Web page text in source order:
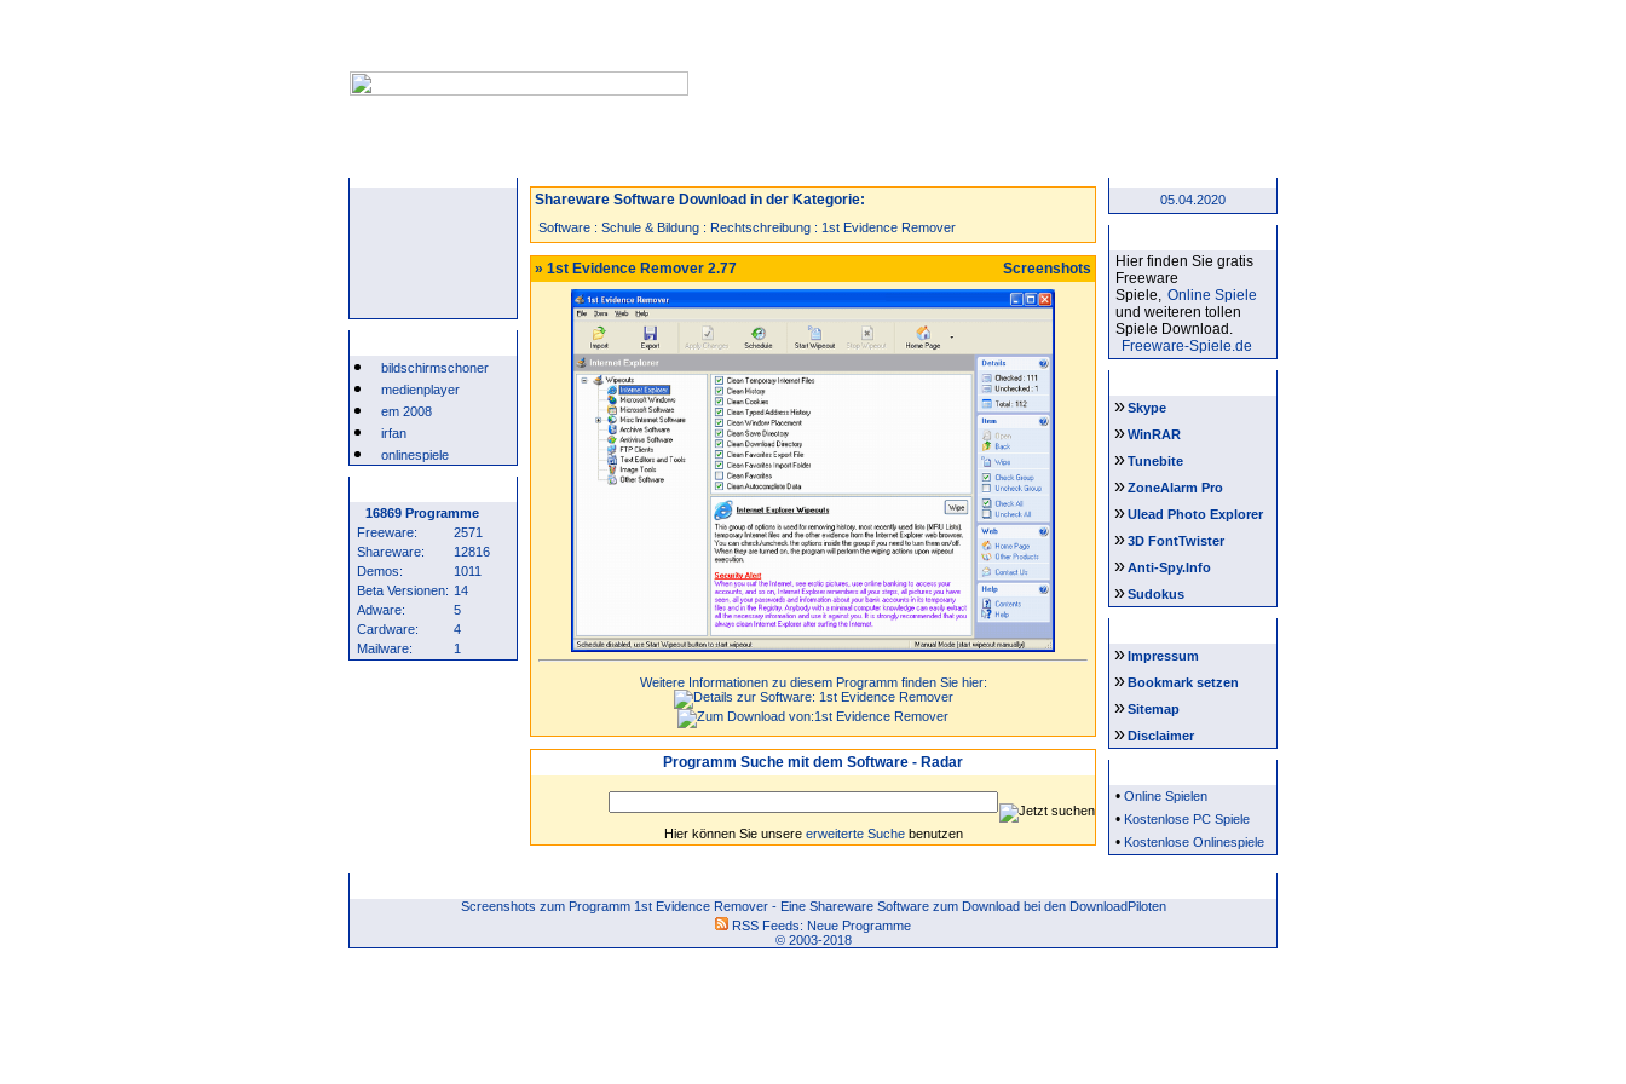
bildschirmschoner
medienplayer
em 2008
irfan
onlinespiele
16869 Programme
Freeware:
2571
Shareware:
12816
Demos:
1011
Beta Versionen: 14
Adware:
5
Cardware:
4
Mailware:
1
Shareware Software Download in der Kategorie:
Software : Schule & Bildung : Rechtschreibung : 1st Evidence Remover
» 1st Evidence Remover 2.77 Screenshots
Weitere Informationen zu diesem Programm finden Sie hier:
Programm Suche mit dem Software - Radar
Hier können Sie unsere erweiterte Suchebenutzen
05.04.2020
Hier finden Sie gratis
Freeware
Spiele, Online Spiele
und weiteren tollen
Spiele Download.
Freeware-Spiele.de
»Skype
»WinRAR
»Tunebite
»ZoneAlarm Pro
»Ulead Photo Explorer
»3D FontTwister
»Anti-Spy.Info
»Sudokus
»Impressum
»Bookmark setzen
»Sitemap
»Disclaimer
• Online Spielen
• Kostenlose PC Spiele
• Kostenlose Onlinespiele
Screenshots zum Programm 1st Evidence Remover - Eine Shareware Software zum Download bei den DownloadPiloten
RSS Feeds: Neue Programme
© 2003-2018